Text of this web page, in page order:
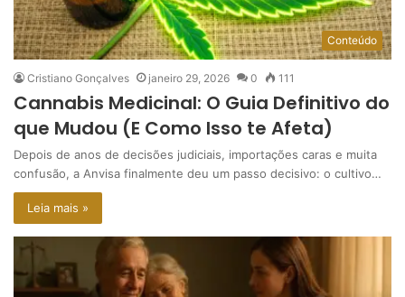
Conteúdo
Cristiano Gonçalves janeiro 29, 2026 0 111
Cannabis Medicinal: O Guia Definitivo do
que Mudou (E Como Isso te Afeta)
Depois de anos de decisões judiciais, importações caras e muita
confusão, a Anvisa finalmente deu um passo decisivo: o cultivo…
Leia mais »